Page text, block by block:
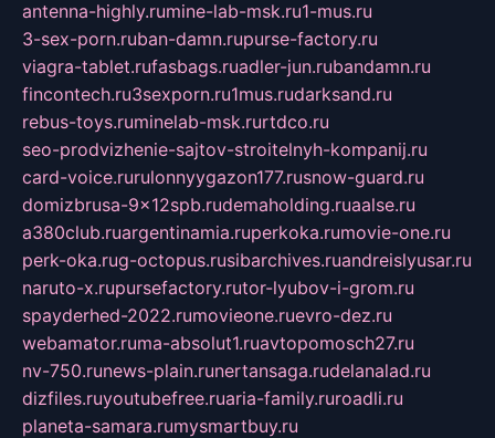
antenna-highly.rumine-lab-msk.ru1-mus.ru
3-sex-porn.ruban-damn.rupurse-factory.ru
viagra-tablet.rufasbags.ruadler-jun.rubandamn.ru
fincontech.ru3sexporn.ru1mus.rudarksand.ru
rebus-toys.ruminelab-msk.rurtdco.ru
seo-prodvizhenie-sajtov-stroitelnyh-kompanij.ru
card-voice.rurulonnyygazon177.rusnow-guard.ru
domizbrusa-9x12spb.rudemaholding.ruaalse.ru
a380club.ruargentinamia.ruperkoka.rumovie-one.ru
perk-oka.rug-octopus.rusibarchives.ruandreislyusar.ru
naruto-x.rupursefactory.rutor-lyubov-i-grom.ru
spayderhed-2022.rumovieone.ruevro-dez.ru
webamator.ruma-absolut1.ruavtopomosch27.ru
nv-750.runews-plain.runertansaga.rudelanalad.ru
dizfiles.ruyoutubefree.ruaria-family.ruroadli.ru
planeta-samara.rumysmartbuy.ru